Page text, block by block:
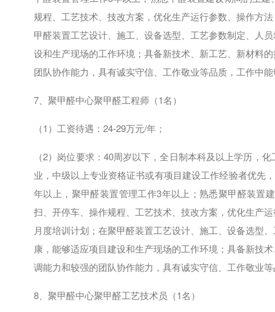
规程、工艺技术、技改方案，优化生产运行参数、操作方
甲醛装置工艺设计、施工、设备选型、工艺参数制定、人
设和生产现场的工作环境；具备新技术、新工艺、新材料
团队协作能力，具有诚实守信、工作敬业等品质，工作中
7、聚甲醛中心聚甲醛工程师（1名）
（1）工资待遇： 24-29万元/年；
（2）岗位要求： 40周岁以下，全日制本科及以上学历，
业，中级以上专业资格证书或有项目建设工作经验者优先
年以上，聚甲醛装置管理工作3年以上；熟悉聚甲醛装置
扫、开停车、操作规程、工艺技术、技改方案，优化生产
月度培训计划；在聚甲醛装置工艺设计、施工、设备选型
康，能够适应项目建设和生产现场的工作环境；具备新技
调能力和较强的团队协作能力，具有诚实守信、工作敬业
8、聚甲醛中心聚甲醛工艺技术员（1名）